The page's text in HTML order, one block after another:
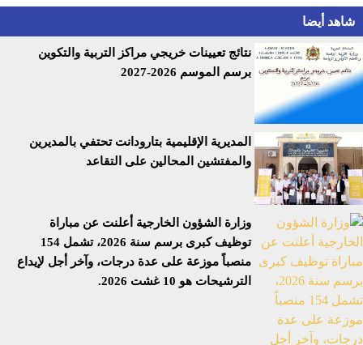
شاهد أيضا
نتائج تعيينات خريجي مراكز التربية والتكوين
برسم الموسم 2026-2027
المديرية الإقليمية بتارودانت تحتفي بالمديرين
والمفتشين المحالين على التقاعد
وزارة الشؤون الخارجية أعلنت عن مباراة
توظيف كبرى برسم سنة 2026، تشمل 154
منصباً موزعة على عدة درجات، وآخر أجل لإيداع
الترشيحات هو 10 غشت 2026.